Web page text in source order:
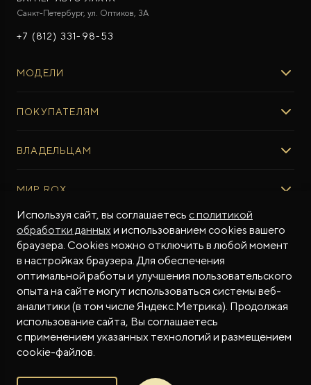
Санкт-Петербург, ул. Оптиков, 3A
+7 (812) 331-98-53
МОДЕЛИ
ROX ADAMAS
ПОКУПАТЕЛЯМ
Авто в наличии
Тест-драйв
Специальные предложения
ФИНАНСЫ И УСЛУГИ
Финансовые программы
Рассчитать кредит
Трейд-ин
Калькулятор трейд-ин
Страхование
ВЛАДЕЛЬЦАМ
Регламент ТО
Программное обеспечение
ПОДДЕРЖКА
Гарантия производителя
Контракт гарантийной поддержки
Помощь на дорогах
Руководства по эксплуатации
Магазин приложений ROX
МИР ROX
О БРЕНДЕ
Бренд ROX
Дизайн Pininfarina
СМИ о нас
Истории владельцев
Часто задаваемые вопросы
СОТРУДНИЧЕСТВО
МЫ В СОЦСЕТЯХ
© 2026
Используя сайт, вы соглашаетесь с политикой
обработки данныхи использованием cookies вашего
браузера. Cookies можно отключить в любой момент
в настройках браузера. Для обеспечения
оптимальной работы и улучшения пользовательского
опыта на сайте могут использоваться системы веб-
аналитики (в том числе Яндекс.Метрика). Продолжая
использование сайта, Вы соглашаетесь
с применением указанных технологий и размещением
cookie-файлов.